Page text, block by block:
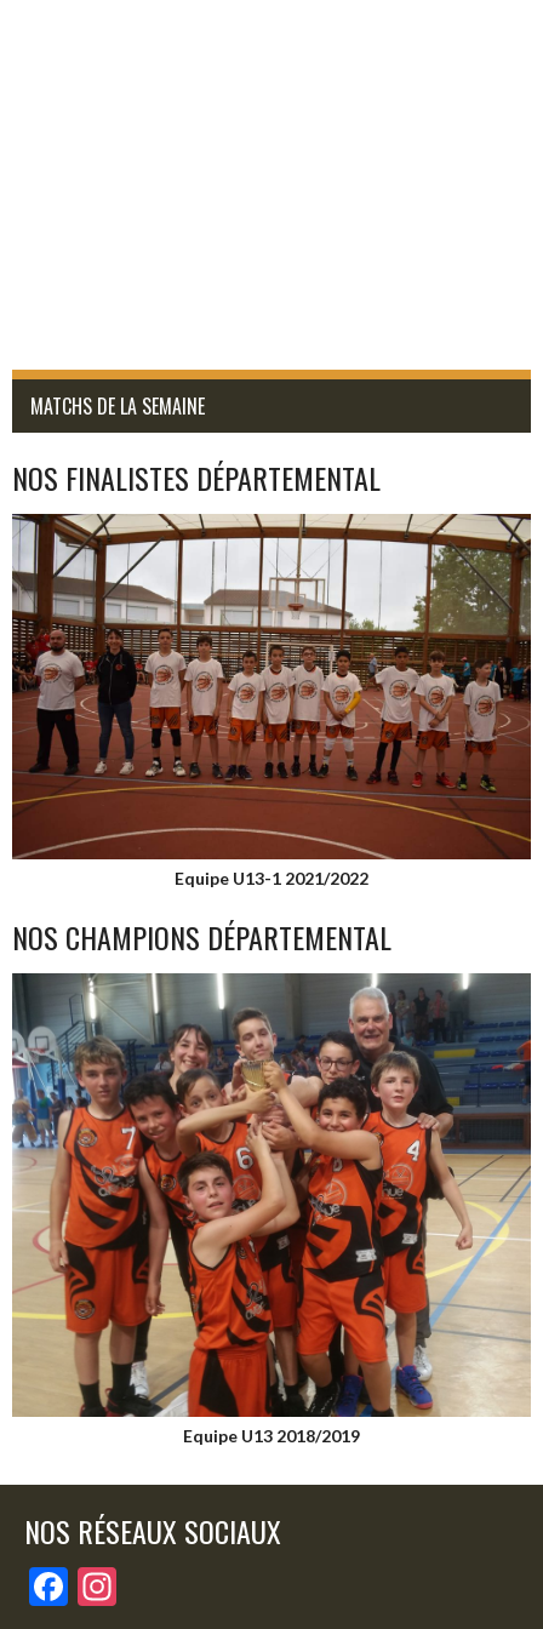
MATCHS DE LA SEMAINE
NOS FINALISTES DÉPARTEMENTAL
Equipe U13-1 2021/2022
NOS CHAMPIONS DÉPARTEMENTAL
Equipe U13 2018/2019
NOS RÉSEAUX SOCIAUX
F